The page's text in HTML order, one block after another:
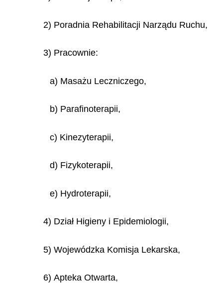
2) Poradnia Rehabilitacji Narządu Ruchu,
3) Pracownie:
a) Masażu Leczniczego,
b) Parafinoterapii,
c) Kinezyterapii,
d) Fizykoterapii,
e) Hydroterapii,
4) Dział Higieny i Epidemiologii,
5) Wojewódzka Komisja Lekarska,
6) Apteka Otwarta,